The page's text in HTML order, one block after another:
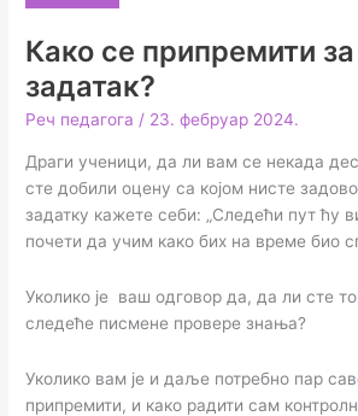
Како се припремити
задатак?
Реч педагога / 23. фебруар 2024.
Драги ученици, да ли вам се некада
сте добили оцену са којом нисте
задатку кажете себи: „Следећи пут ћу
почети да учим како бих на време био
Уколико је ваш одговор да, да ли сте
следеће писмене провере знања?
Уколико вам је и даље потребно пар
припремити, и како радити сам